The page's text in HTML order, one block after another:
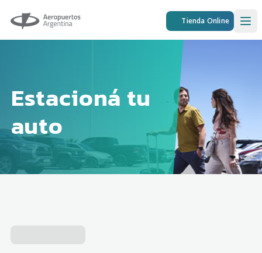
Aeropuertos Argentina Tienda Online
Estacioná tu
auto